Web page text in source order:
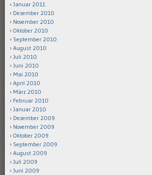
Januar 2011
Dezember 2010
November 2010
Oktober 2010
September 2010
August 2010
Juli 2010
Juni 2010
Mai 2010
April 2010
März 2010
Februar 2010
Januar 2010
Dezember 2009
November 2009
Oktober 2009
September 2009
August 2009
Juli 2009
Juni 2009